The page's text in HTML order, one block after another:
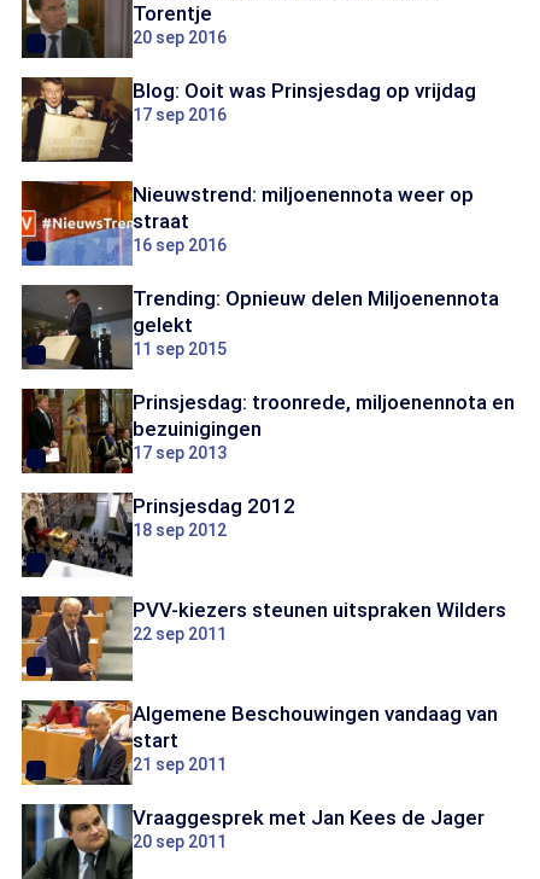
Torentje
20 sep 2016
Blog: Ooit was Prinsjesdag op vrijdag
17 sep 2016
Nieuwstrend: miljoenennota weer op
straat
16 sep 2016
Trending: Opnieuw delen Miljoenennota
gelekt
11 sep 2015
Prinsjesdag: troonrede, miljoenennota en
bezuinigingen
17 sep 2013
Prinsjesdag 2012
18 sep 2012
PVV-kiezers steunen uitspraken Wilders
22 sep 2011
Algemene Beschouwingen vandaag van
start
21 sep 2011
Vraaggesprek met Jan Kees de Jager
20 sep 2011